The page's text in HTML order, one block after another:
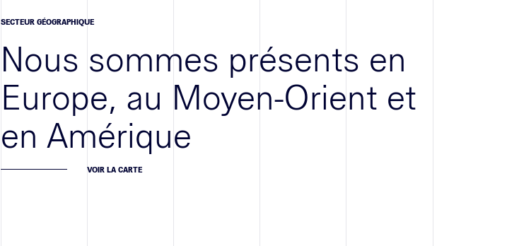
SECTEUR GÉOGRAPHIQUE
Nous sommes présents en
Europe, au Moyen-Orient et
en Amérique
VOIR LA CARTE